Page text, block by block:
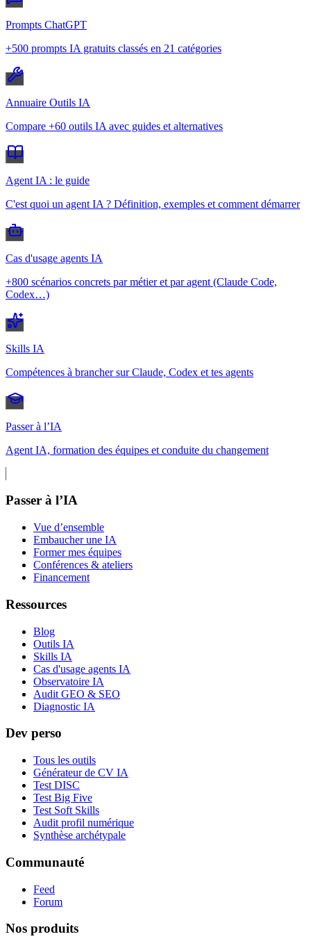
Prompts ChatGPT
+500 prompts IA gratuits classés en 21 catégories
Annuaire Outils IA
Compare +60 outils IA avec guides et alternatives
Agent IA : le guide
C'est quoi un agent IA ? Définition, exemples et comment démarrer
Cas d'usage agents IA
+800 scénarios concrets par métier et par agent (Claude Code,
Codex…)
Skills IA
Compétences à brancher sur Claude, Codex et tes agents
Passer à l’IA
Agent IA, formation des équipes et conduite du changement
Passer à l’IA
Vue d’ensemble
Embaucher une IA
Former mes équipes
Conférences & ateliers
Financement
Ressources
Blog
Outils IA
Skills IA
Cas d'usage agents IA
Observatoire IA
Audit GEO & SEO
Diagnostic IA
Dev perso
Tous les outils
Générateur de CV IA
Test DISC
Test Big Five
Test Soft Skills
Audit profil numérique
Synthèse archétypale
Communauté
Feed
Forum
Nos produits